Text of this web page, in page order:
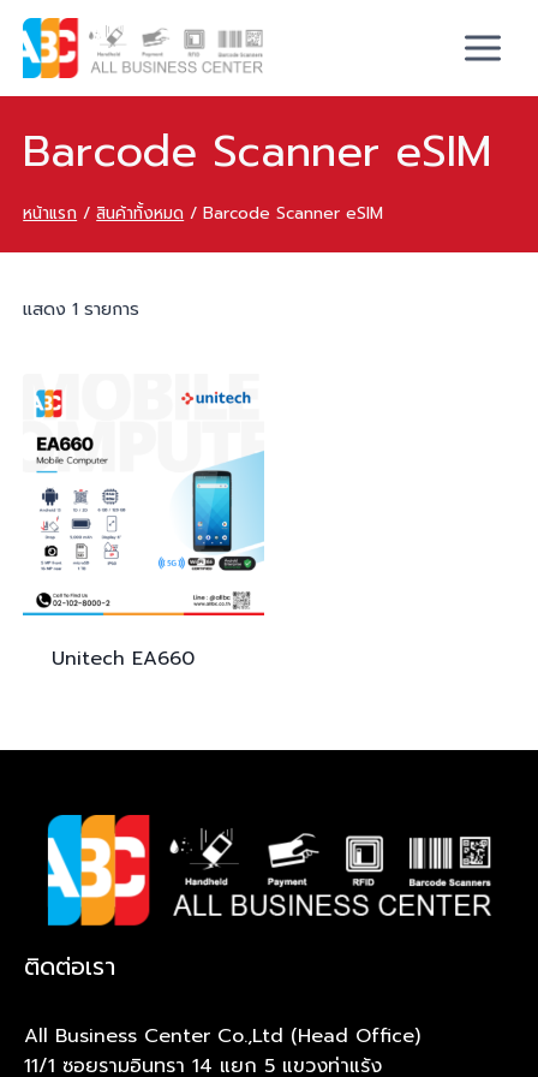
Barcode Scanner eSIM
หน้าแรก / สินค้าทั้งหมด / Barcode Scanner eSIM
แสดง 1 รายการ
Unitech EA660
ติดต่อเรา
All Business Center Co.,Ltd (Head Office)
11/1 ซอยรามอินทรา 14 แยก 5 แขวงท่าแร้ง